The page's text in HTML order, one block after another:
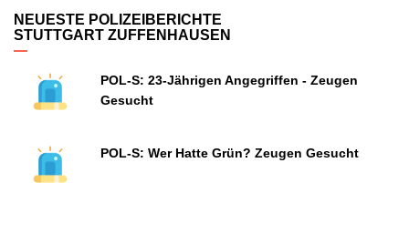
NEUESTE POLIZEIBERICHTE
STUTTGART ZUFFENHAUSEN
POL-S: 23-Jährigen Angegriffen - Zeugen
Gesucht
POL-S: Wer Hatte Grün? Zeugen Gesucht